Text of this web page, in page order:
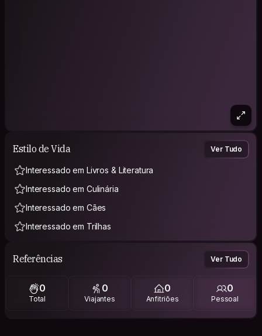
Estilo de Vida Ver Tudo
Interessado em Livros & Literatura
Interessado em Culinária
Interessado em Cães
Interessado em Trilhas
Referências Ver Tudo
0
Total
0
Viajantes
0
Anfitriões
0
Pessoal